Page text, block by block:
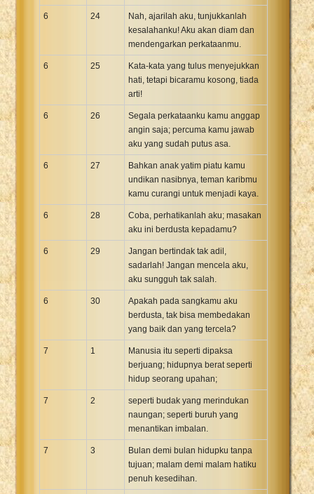
6 24
Nah, ajarilah aku, tunjukkanlah
kesalahanku! Aku akan diam dan
mendengarkan perkataanmu.
6 25
Kata-kata yang tulus menyejukkan
hati, tetapi bicaramu kosong, tiada
arti!
6 26
Segala perkataanku kamu anggap
angin saja; percuma kamu jawab
aku yang sudah putus asa.
6 27
Bahkan anak yatim piatu kamu
undikan nasibnya, teman karibmu
kamu curangi untuk menjadi kaya.
6 28
Coba, perhatikanlah aku; masakan
aku ini berdusta kepadamu?
6 29
Jangan bertindak tak adil,
sadarlah! Jangan mencela aku,
aku sungguh tak salah.
6 30
Apakah pada sangkamu aku
berdusta, tak bisa membedakan
yang baik dan yang tercela?
7 1
Manusia itu seperti dipaksa
berjuang; hidupnya berat seperti
hidup seorang upahan;
7 2
seperti budak yang merindukan
naungan; seperti buruh yang
menantikan imbalan.
7 3
Bulan demi bulan hidupku tanpa
tujuan; malam demi malam hatiku
penuh kesedihan.